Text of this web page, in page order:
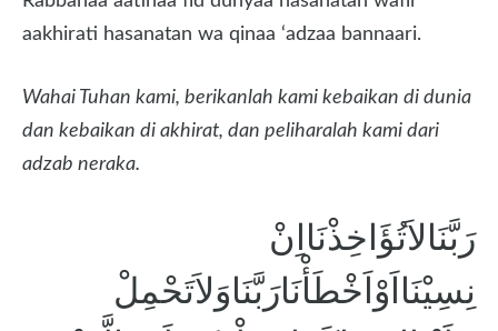
aakhirati hasanatan wa qinaa ‘adzaa bannaari.
Wahai Tuhan kami, berikanlah kami kebaikan di dunia
dan kebaikan di akhirat, dan peliharalah kami dari
adzab neraka.
رَبَّنَالاَتُؤَاخِذْنَااِنْ
نِسِيْنَااَوْاَخْطَأْنَارَبَّنَاوَلاَتَحْمِلْ